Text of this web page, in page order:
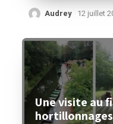
Audrey 12 juillet
Une visite au
hortillonnages